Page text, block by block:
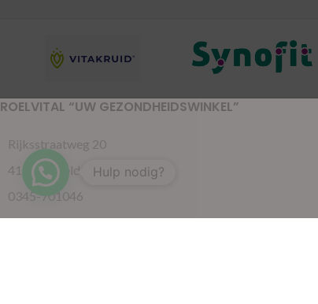
ROELVITAL “UW GEZONDHEIDSWINKEL”
Rijksstraatweg 20
4191 SE Geldermalsen
0345-701046
gezondheidswinkel@roelvital.nl
Hulp nodig?